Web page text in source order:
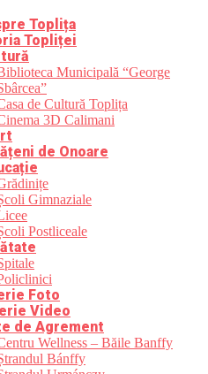
Toplița
Topliței
Municipală “George
de Cultură Toplița
3D Calimani
de Onoare
Gimnaziale
Postliceale
Foto
Video
de Agrement
Wellness – Băile Banffy
Bánffy